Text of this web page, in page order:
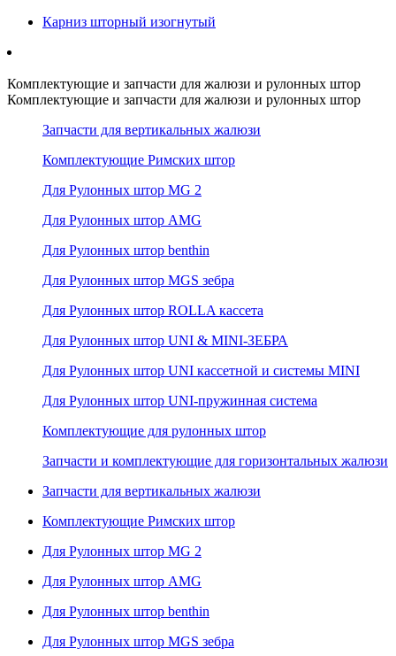
Карниз шторный изогнутый
Комплектующие и запчасти для жалюзи и рулонных штор
Комплектующие и запчасти для жалюзи и рулонных штор
Запчасти для вертикальных жалюзи
Комплектующие Римских штор
Для Рулонных штор MG 2
Для Рулонных штор AMG
Для Рулонных штор benthin
Для Рулонных штор MGS зебра
Для Рулонных штор ROLLA кассета
Для Рулонных штор UNI & MINI-ЗЕБРА
Для Рулонных штор UNI кассетной и системы MINI
Для Рулонных штор UNI-пружинная система
Комплектующие для рулонных штор
Запчасти и комплектующие для горизонтальных жалюзи
Запчасти для вертикальных жалюзи
Комплектующие Римских штор
Для Рулонных штор MG 2
Для Рулонных штор AMG
Для Рулонных штор benthin
Для Рулонных штор MGS зебра